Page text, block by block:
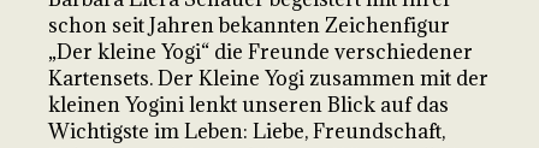
schon seit Jahren bekannten Zeichenfigur
„Der kleine Yogi“ die Freunde verschiedener
Kartensets. Der Kleine Yogi zusammen mit der
kleinen Yogini lenkt unseren Blick auf das
Wichtigste im Leben: Liebe, Freundschaft,